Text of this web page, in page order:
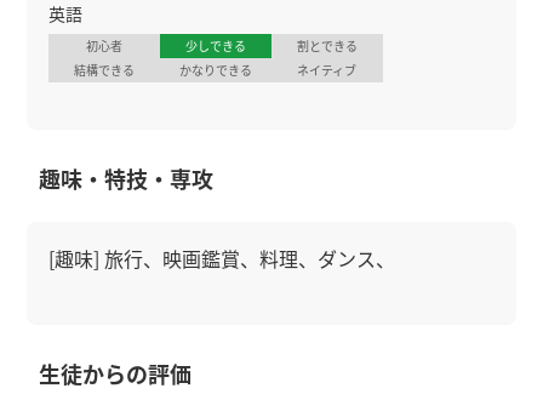
英語
初心者 少しできる
割とできる
結構できる
かなりできる ネイティブ
趣味・特技・専攻
[趣味] 旅行、映画鑑賞、料理、ダンス、
生徒からの評価